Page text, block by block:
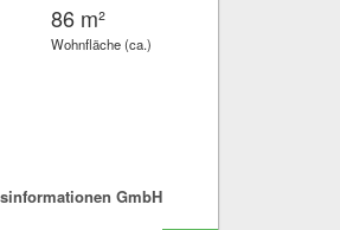
86 m²
Wohnfläche (ca.)
GmbH